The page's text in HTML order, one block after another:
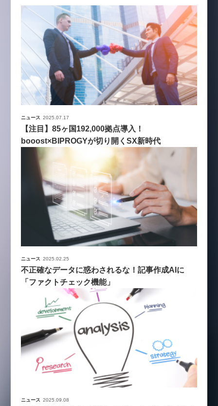
ニュース 2025.07.17
【注目】85ヶ国192,000拠点導入！
booost×BIPROGYが切り開くSX新時代
ニュース 2025.02.25
不正確なデータに惑わされるな！記事作成AIに
「ファクトチェック機能」
ニュース 2025.09.08